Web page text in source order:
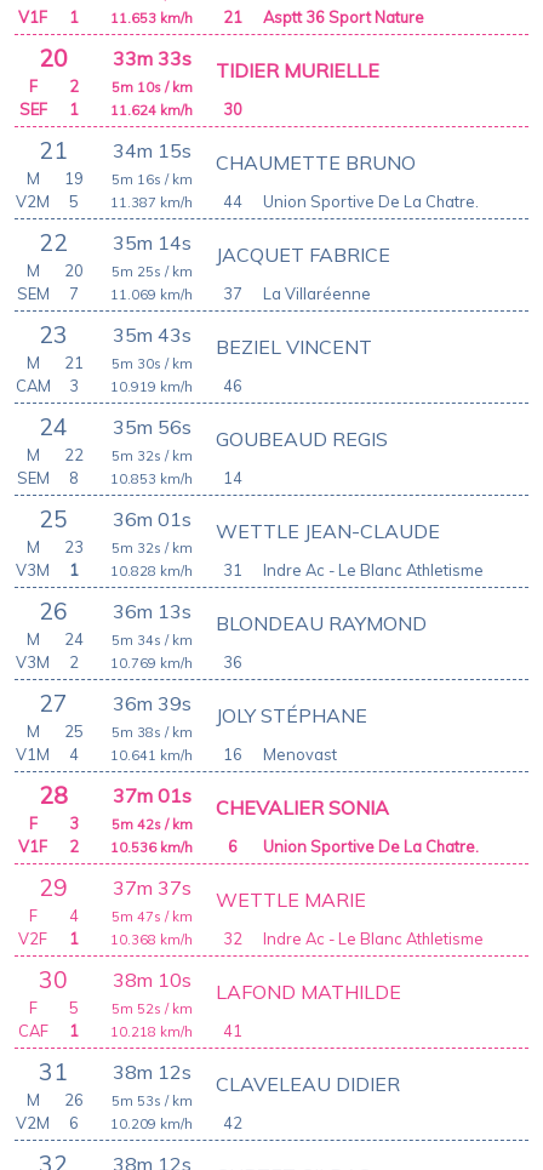
21
11.653 km/h
V1F
1 Asptt 36 Sport Nature
20 33m 33s
30
TIDIER MURIELLE
5m 10s / km
11.624 km/h
F
2
SEF
1
21 34m 15s
44
CHAUMETTE BRUNO
5m 16s / km
11.387 km/h
M
19
V2M
5 Union Sportive De La Chatre.
22 35m 14s
37
JACQUET FABRICE
5m 25s / km
11.069 km/h
M
20
SEM
7 La Villaréenne
23 35m 43s
46
BEZIEL VINCENT
5m 30s / km
10.919 km/h
M
21
CAM
3
24 35m 56s
14
GOUBEAUD REGIS
5m 32s / km
10.853 km/h
M
22
SEM
8
25 36m 01s
31
WETTLE JEAN-CLAUDE
5m 32s / km
10.828 km/h
M
23
V3M
1 Indre Ac - Le Blanc Athletisme
26 36m 13s
36
BLONDEAU RAYMOND
5m 34s / km
10.769 km/h
M
24
V3M
2
27 36m 39s
16
JOLY STÉPHANE
5m 38s / km
10.641 km/h
M
25
V1M
4 Menovast
28 37m 01s
6
CHEVALIER SONIA
5m 42s / km
10.536 km/h
F
3
V1F
2 Union Sportive De La Chatre.
29 37m 37s
32
WETTLE MARIE
5m 47s / km
10.368 km/h
F
4
V2F
1 Indre Ac - Le Blanc Athletisme
30 38m 10s
41
LAFOND MATHILDE
5m 52s / km
10.218 km/h
F
5
CAF
1
31 38m 12s
42
CLAVELEAU DIDIER
5m 53s / km
10.209 km/h
M
26
V2M
6
32 38m 12s